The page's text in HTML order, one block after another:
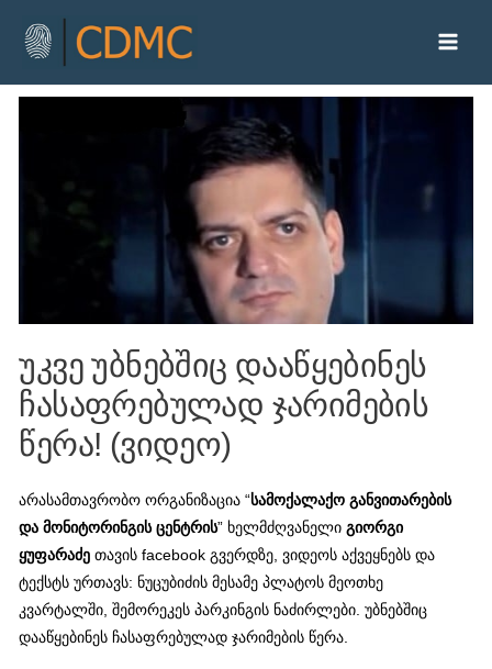
უკვე უბნებშიც დააწყებინეს
ჩასაფრებულად ჯარიმების
წერა! (ვიდეო)
არასამთავრობო ორგანიზაცია “სამოქალაქო განვითარების
და მონიტორინგის ცენტრის” ხელმძღვანელიგიორგი
ყუფარაძე თავის facebook გვერდზე, ვიდეოს აქვეყნებს და
ტექსტს ურთავს: ნუცუბიძის მესამე პლატოს მეოთხე
კვარტალში, შემორეკეს პარკინგის ნაძირლები. უბნებშიც
დააწყებინეს ჩასაფრებულად ჯარიმების წერა.